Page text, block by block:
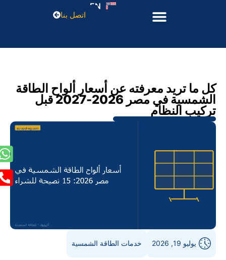
EN
اتصل بنا
كل ما تريد معرفته عن أسعار ألواح الطاقة
الشمسية في مصر 2026-2027 قبل
تركيب النظام
يوليو 19, 2026 خدمات الطاقة الشمسية